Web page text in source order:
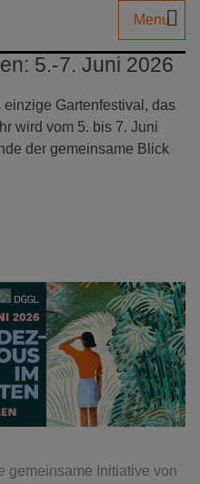
Menu
5.-7. Juni 2026
Gartenfestival, das
wird vom 5. bis 7. Juni
der gemeinsame Blick
gemeinsame Initiative von